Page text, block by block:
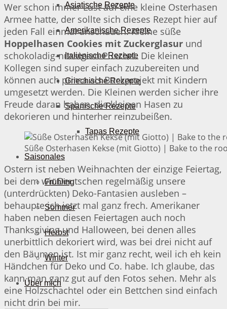
Asiatische Rezepte
Amerikanische Rezepte
Italienische Rezepte
Griechische Rezepte
Spanische Rezepte
Tapas Rezepte
Saisonales
Frühling
Sommer
Herbst
Winter
Über mich
Wer schon immer Lust auf eine kleine Osterhasen
Armee hatte, der sollte sich dieses Rezept hier auf
jeden Fall einmal anschauen. Kleine süße
Hoppelhasen Cookies mit Zuckerglasur und
schokoladig-nussigem Puschel. Die kleinen
Kollegen sind super einfach zuzubereiten und
können auch prima als Backprojekt mit Kindern
umgesetzt werden. Die Kleinen werden sicher ihre
Freude daran haben, die kleinen Hasen zu
dekorieren und hinterher reinzubeißen.
Süße Osterhasen Kekse (mit Giotto) | Bake to the
Ostern ist neben Weihnachten der einzige Feiertag,
bei dem wir Deutschen regelmäßig unsere
(unterdrückten) Deko-Fantasien ausleben –
behaupte ich jetzt mal ganz frech. Amerikaner
haben neben diesen Feiertagen auch noch
Thanksgiving und Halloween, bei denen alles
unerbittlich dekoriert wird, was bei drei nicht auf
den Bäumen ist. Ist mir ganz recht, weil ich eh kein
Händchen für Deko und Co. habe. Ich glaube, das
kann man ganz gut auf den Fotos sehen. Mehr als
eine Holzschachtel oder ein Bettchen sind einfach
nicht drin bei mir.